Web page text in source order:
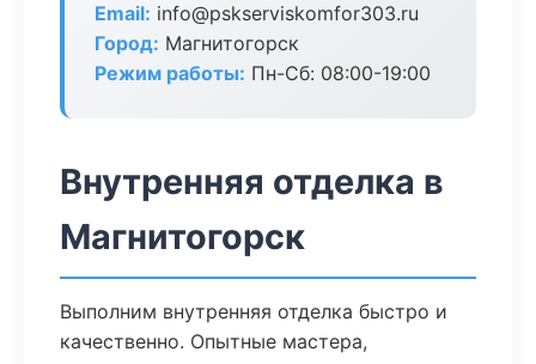
Email: info@pskserviskomfor303.ru
Город: Магнитогорск
Режим работы: Пн-Сб: 08:00-19:00
Внутренняя отделка в
Магнитогорск
Выполним внутренняя отделка быстро и
качественно. Опытные мастера,